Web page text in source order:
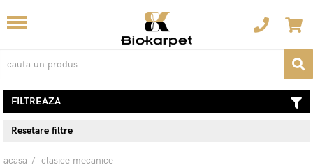
FILTREAZA
Resetare filtre
acasa clasice mecanice